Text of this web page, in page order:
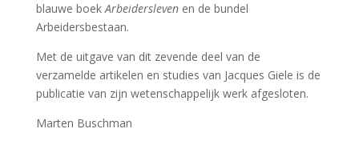
blauwe boekArbeiderslevenen de bundel
Arbeidersbestaan.
Met de uitgave van dit zevende deel van de
verzamelde artikelen en studies van Jacques Giele is de
publicatie van zijn wetenschappelijk werk afgesloten.
Marten Buschman